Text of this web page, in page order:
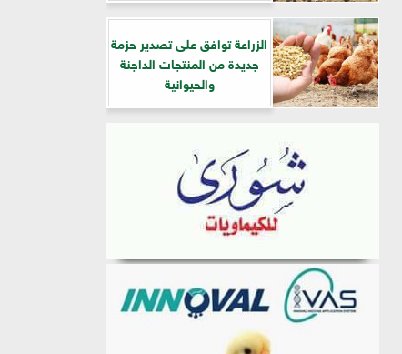
الزراعة توافق على تصدير حزمة
جديدة من المنتجات الداجنة
والحيوانية